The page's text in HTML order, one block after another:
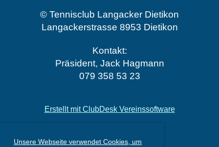
Unsere Webseite verwendet Cookies, um
© Tennisclub Langacker Dietikon
Langackerstrasse 8953 Dietikon
Kontakt:
Präsident, Jack Hagmann
079 358 53 23
Erstellt mit ClubDesk Vereinssoftware